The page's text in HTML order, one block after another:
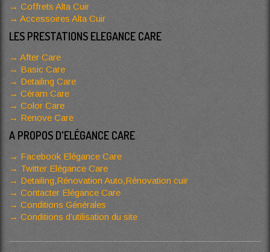
Coffrets Alta Cuir
Accessoires Alta Cuir
LES PRESTATIONS ELEGANCE CARE
After Care
Basic Care
Detailing Care
Céram Care
Color Care
Renove Care
A PROPOS D'ELÉGANCE CARE
Facebook Elégance Care
Twitter Elégance Care
Detailing,Rénovation Auto,Rénovation cuir
Contacter Elégance Care
Conditions Générales
Conditions d’utilisation du site